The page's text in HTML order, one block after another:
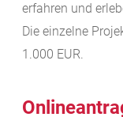
erfahren und
Die einzelne
1.000 EUR.